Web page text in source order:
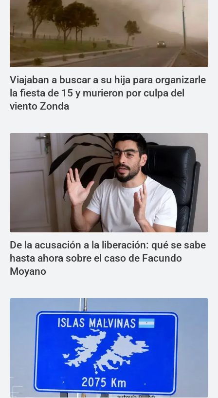
Viajaban a buscar a su hija para organizarle
la fiesta de 15 y murieron por culpa del
viento Zonda
De la acusación a la liberación: qué se sabe
hasta ahora sobre el caso de Facundo
Moyano